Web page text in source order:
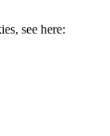
see here: